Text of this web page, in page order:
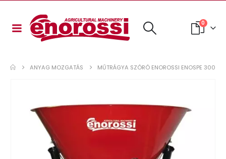
0
ANYAG MOZGATÁS MŰTRÁGYA SZÓRÓ ENOROSSI ENOSPE 300